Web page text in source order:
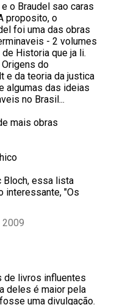
o Braudel sao caras
proposito, o
foi uma das obras
- 2 volumes
Historia que ja li.
do
e da teoria da justica
algumas das ideias
no Brasil...
mais obras
Bloch, essa lista
interessante, "Os
2009
de livros influentes
deles é maior pela
uma divulgação.